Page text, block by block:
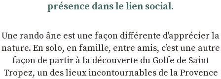
présence dans le lien social.
Une rando âne est une façon différente d'apprécier la
nature. En solo, en famille, entre amis, cʼest une autre
façon de partir à la découverte du Golfe de Saint
Tropez, un des lieux incontournables de la Provence